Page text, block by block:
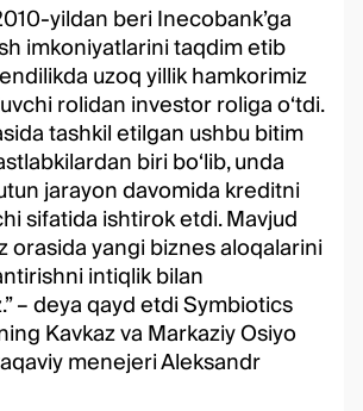
yildan beri Inecobank’ga
imkoniyatlarini taqdim etib
uzoq yillik hamkorimiz
rolidan investor roliga o‘tdi.
tashkil etilgan ushbu bitim
biri bo‘lib, unda
jarayon davomida kreditni
sifatida ishtirok etdi. Mavjud
orasida yangi biznes aloqalarini
intiqlik bilan
– deya qayd etdi Symbiotics
Kavkaz va Markaziy Osiyo
menejeri Aleksandr